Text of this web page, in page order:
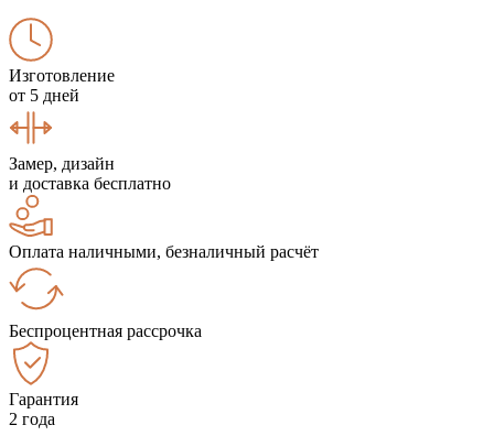
Изготовление
от 5 дней
Замер, дизайн
и доставка бесплатно
Оплата наличными, безналичный расчёт
Беспроцентная рассрочка
Гарантия
2 года